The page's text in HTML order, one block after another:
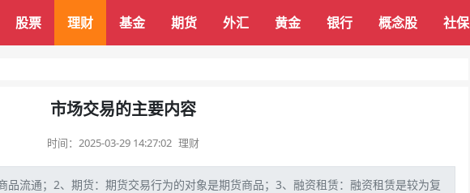
股票 理财 基金 期货 外汇 黄金 银行 概念股 社保
市场交易的主要内容
时间： 2025-03-29 14:27:02 理财
流通；2、 期货：期货交易行为的对象是期货商品；3、 融资租赁：融资租赁是较为复